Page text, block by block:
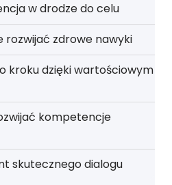
w drodze do celu
rozwijać zdrowe nawyki
kroku dzięki wartościowym
kompetencje
skutecznego dialogu